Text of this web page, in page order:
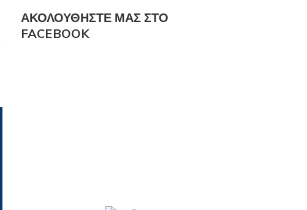
ΑΚΟΛΟΎΘΗΣΤΕ ΜΑΣ ΣΤΟ
FACEBOOK